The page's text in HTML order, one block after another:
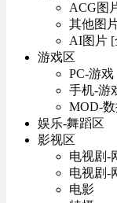
ACG图
其他图
AI图片
游戏区
PC-游戏
手机-游
MOD-
娱乐-舞蹈区
影视区
电视剧-
电视剧-
电影